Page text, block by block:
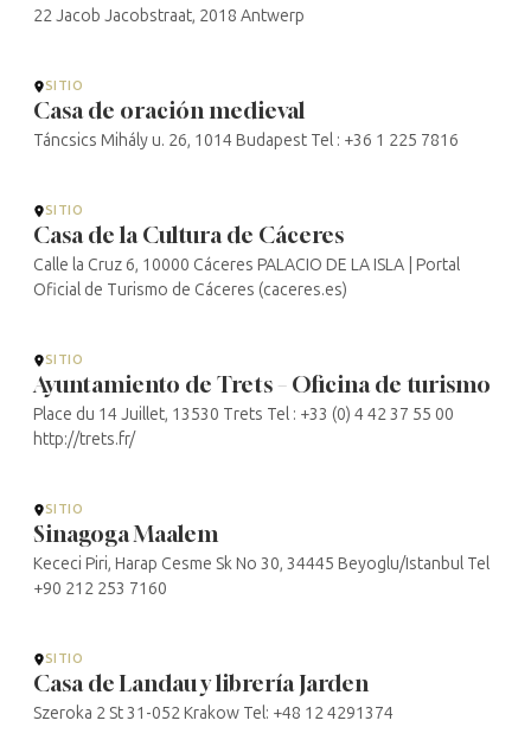
22 Jacob Jacobstraat, 2018 Antwerp
SITIO
Casa de oración medieval
Táncsics Mihály u. 26, 1014 Budapest Tel : +36 1 225 7816
SITIO
Casa de la Cultura de Cáceres
Calle la Cruz 6, 10000 Cáceres PALACIO DE LA ISLA | Portal
Oficial de Turismo de Cáceres (caceres.es)
SITIO
Ayuntamiento de Trets – Oficina de turismo
Place du 14 Juillet, 13530 Trets Tel : +33 (0) 4 42 37 55 00
http://trets.fr/
SITIO
Sinagoga Maalem
Kececi Piri, Harap Cesme Sk No 30, 34445 Beyoglu/Istanbul Tel
+90 212 253 7160
SITIO
Casa de Landau y librería Jarden
Szeroka 2 St 31-052 Krakow Tel: +48 12 4291374